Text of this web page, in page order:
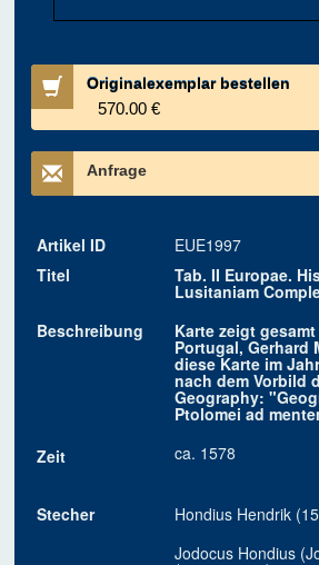
Originalexemplar bestellen
570.00 €
Anfrage
Artikel ID
EUE1997
Titel
Tab. II Europae.
Lusitaniam
Beschreibung
Karte zeigt
Portugal, Gerhard
diese Karte im
nach dem Vorbild
Geography:
Ptolomei ad
Zeit
ca. 1578
Stecher
Hondius Hendrik
Jodocus Hondius